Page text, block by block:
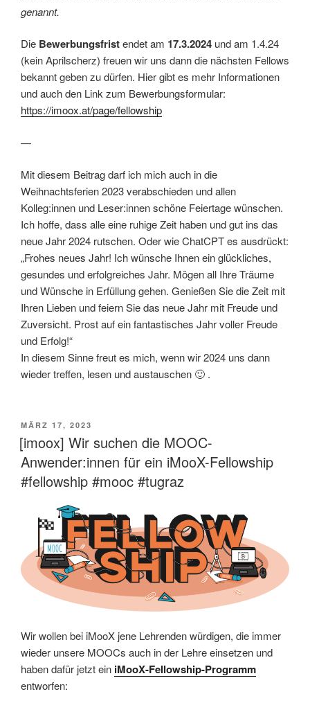
genannt.
Die Bewerbungsfristendet am 17.3.2024 und am 1.4.24
(kein Aprilscherz) freuen wir uns dann die nächsten Fellows
bekannt geben zu dürfen. Hier gibt es mehr Informationen
und auch den Link zum Bewerbungsformular:
https://imoox.at/page/fellowship
—
Mit diesem Beitrag darf ich mich auch in die
Weihnachtsferien 2023 verabschieden und allen
Kolleg:innen und Leser:innen schöne Feiertage wünschen.
Ich hoffe, dass alle eine ruhige Zeit haben und gut ins das
neue Jahr 2024 rutschen. Oder wie ChatCPT es ausdrückt:
„Frohes neues Jahr! Ich wünsche Ihnen ein glückliches,
gesundes und erfolgreiches Jahr. Mögen all Ihre Träume
und Wünsche in Erfüllung gehen. Genießen Sie die Zeit mit
Ihren Lieben und feiern Sie das neue Jahr mit Freude und
Zuversicht. Prost auf ein fantastisches Jahr voller Freude
und Erfolg!“
In diesem Sinne freut es mich, wenn wir 2024 uns dann
wieder treffen, lesen und austauschen 🙂 .
VERÖFFENTLICHT
AM
MÄRZ 17, 2023
[imoox] Wir suchen die MOOC-
Anwender:innen für ein iMooX-Fellowship
#fellowship #mooc #tugraz
Wir wollen bei iMooX jene Lehrenden würdigen, die immer
wieder unsere MOOCs auch in der Lehre einsetzen und
haben dafür jetzt ein iMooX-Fellowship-Programm
entworfen: